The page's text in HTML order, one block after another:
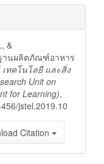
&
านผลิตภัณฑ์อาหาร
ทคโนโลยี และสิ่ง
Unit on
for Learning),
jstel.2019.10
Citation